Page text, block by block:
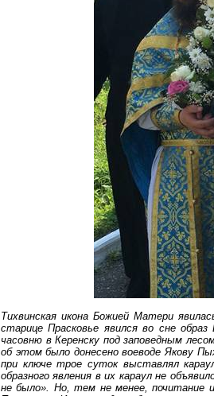
Тихвинская икона Божией Матери
старице Прасковье явился во сне
часовню в Керенску под заповедным
об этом было донесено воеводе Якову
при ключе трое суток выставлял
образного явления в их караул не
не было». Но, тем не менее, почитание